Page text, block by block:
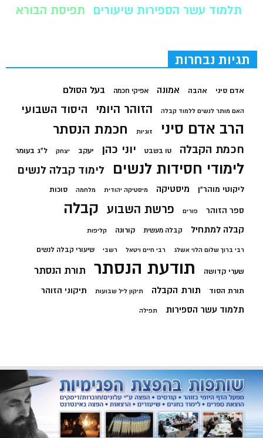
תלמוד עשר הספירות שיעורים
תפיסת הבורא
תגיות נבחרות
אדם סיני אהבה אמונה אפיקי חכמה בעל הסולם
האם מותר לנשים ללמוד קבלה הזוהר היומי היסוד השבועי
הרב אדם סיני זוגיות חכמת הנסתר
חכמת הקבלה טו בשבט יוני כהן יעקב יצחק ל"ג בעומר
לימודי חסידות לנשים לימוד קבלה לנשים
ליקוטי מוהר"ן מיסטיקה מיסטיקה יהודית מלחמה סוכות
ספר הזוהר פורים פרשת השבוע קבלה
קבלה למתחיל קבלה מעשית קורונה קליפות
רבי ברוך שלום הלוי אשלג רבי חיים ויטאל רשבי שיעורי קבלה לנשים
שערי קדושה תודעת הנסתר תורת הנסתר
תורת הסוד תורת הקבלה תיקון ליל שבועות תיקוני הזוהר
תלמוד עשר הספירות תפילה